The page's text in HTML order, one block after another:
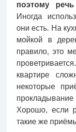
поэтому
Иногда
они есть. На
мойкой в
правило, это
квартире
некоторые
Хорошо, если
такие же